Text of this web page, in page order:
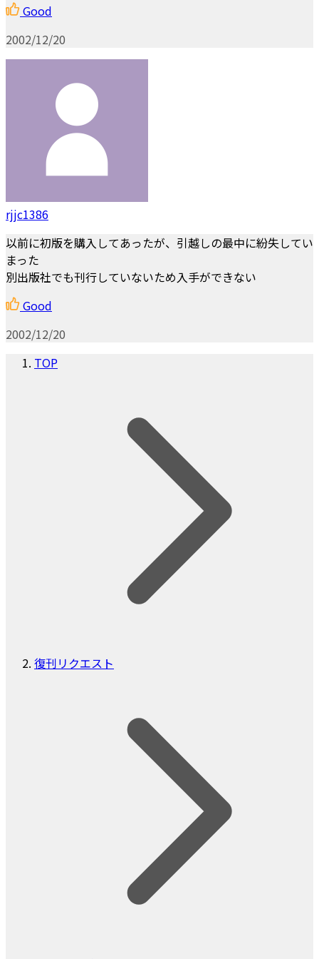
Good
2002/12/20
rjjc1386
以前に初版を購入してあったが、引越しの最中に紛失してい
まった
別出版社でも刊行していないため入手ができない
Good
2002/12/20
TOP
復刊リクエスト